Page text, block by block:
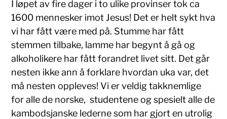
I løpet av fire dager i to ulike provinser tok ca
1600 mennesker imot Jesus! Det er helt sykt hva
vi har fått være med på. Stumme har fått
stemmen tilbake, lamme har begynt å gå og
alkoholikere har fått forandret livet sitt. Det går
nesten ikke ann å forklare hvordan uka var, det
må nesten oppleves! Vi er veldig takknemlige
for alle de norske, studentene og spesielt alle de
kambodsjanske lederne som har gjort en utrolig